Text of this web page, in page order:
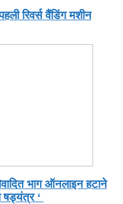
रिवर्स वैंडिंग मशीन
भाग ऑनलाइन हटाने
षड्यंत्र ‘